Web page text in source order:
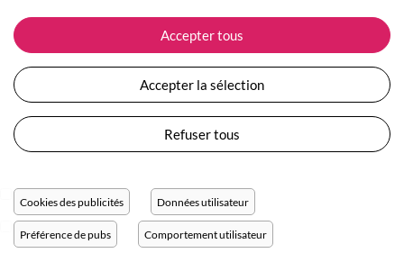
Nos engagements
Plan du site
Devenir revendeur
Collection Femme
Collection Enfants
Les Totebags
Nos différents thèmes
ASSISTANCE
Suivre ma commande
Expédition et livraison
Retour et remboursement
Moyens de paiement
Questions / Réponses
Conditions générales de vente
Protection des données personnelles
Réglage des cookies
Accepter tous
Accepter la sélection
Refuser tous
Cookies des publicités Données utilisateur
Préférence de pubs Comportement utilisateur